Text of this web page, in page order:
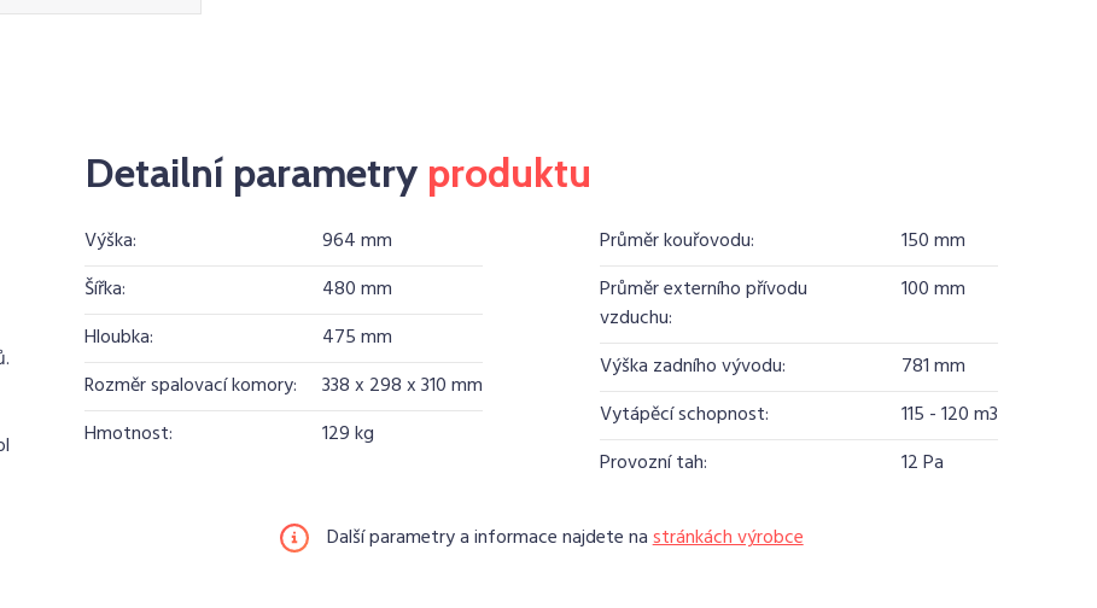
Detailní parametry produktu
Výška:
964 mm
Šířka:
480 mm
Hloubka:
475 mm
Rozměr spalovací komory:
338 x 298 x 310 mm
Hmotnost:
129 kg
Průměr kouřovodu:
150 mm
Průměr externího přívodu
vzduchu:
100 mm
Výška zadního vývodu:
781 mm
Vytápěcí schopnost:
115 - 120 m3
Provozní tah:
12 Pa
Další parametry a informace najdete nastránkách výrobce